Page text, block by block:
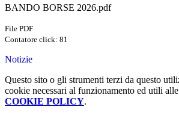
BANDO BORSE 2026.pdf
File PDF
Contatore click: 81
Notizie
Questo sito o gli strumenti terzi da questo
cookie necessari al funzionamento ed utili
COOKIE POLICY.